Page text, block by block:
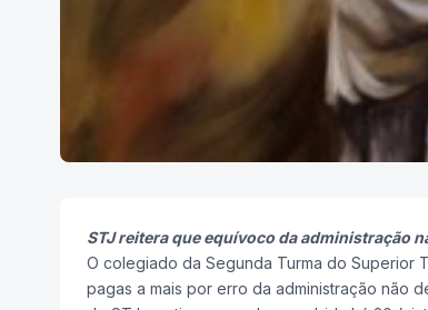
STJ reitera que equívoco da administração
O colegiado da Segunda Turma do Superior
pagas a mais por erro da administração não